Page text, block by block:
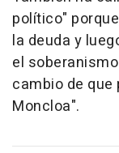
político"
la deuda y
el
cambio de
Moncloa".